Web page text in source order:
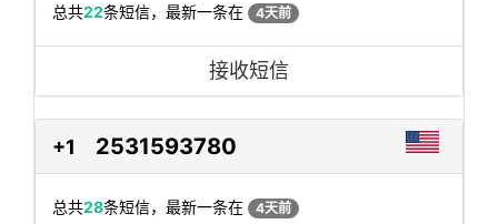
总共22条短信，最新一条在 4天前
接收短信
+1 2531593780
总共28条短信，最新一条在 4天前